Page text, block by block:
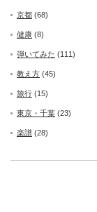
京都 (68)
健康 (8)
弾いてみた (111)
教え方 (45)
旅行 (15)
東京・千葉 (23)
楽譜 (28)